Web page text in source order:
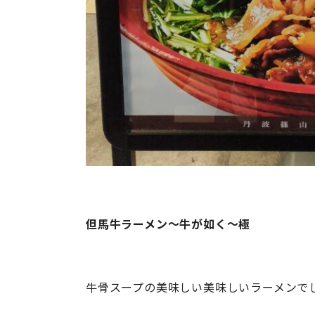
但馬牛ラーメン～牛が如く～極
牛骨スープの美味しい美味しいラーメンで